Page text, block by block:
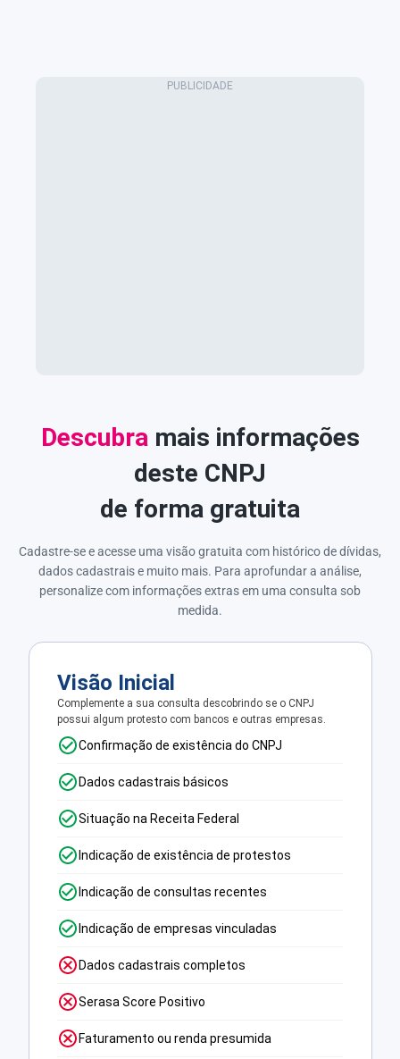
Descubra mais informações
deste CNPJ
de forma gratuita
Cadastre-se e acesse uma visão gratuita com histórico de dívidas,
dados cadastrais e muito mais. Para aprofundar a análise,
personalize com informações extras em uma consulta sob
medida.
Visão Inicial
Complemente a sua consulta descobrindo se o CNPJ
possui algum protesto com bancos e outras empresas.
Confirmação de existência do CNPJ
Dados cadastrais básicos
Situação na Receita Federal
Indicação de existência de protestos
Indicação de consultas recentes
Indicação de empresas vinculadas
Dados cadastrais completos
Serasa Score Positivo
Faturamento ou renda presumida